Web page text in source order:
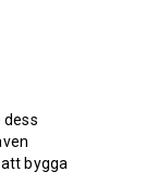
dess
bygga